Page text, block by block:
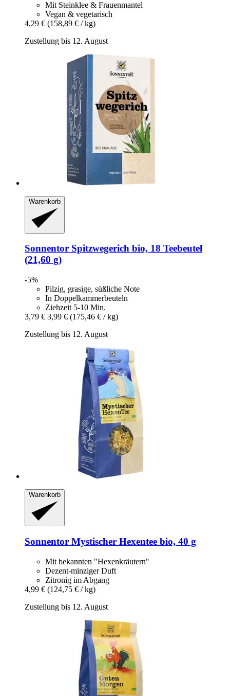
Mit Steinklee & Frauenmantel
Vegan & vegetarisch
4,29 € (158,89 € / kg)
Zustellung bis 12. August
Warenkorb
Sonnentor Spitzwegerich bio, 18 Teebeutel
(21,60 g)
-5%
Pilzig, grasige, süßliche Note
In Doppelkammerbeuteln
Ziehzeit 5-10 Min.
3,79 € 3,99 € (175,46 € / kg)
Zustellung bis 12. August
Warenkorb
Sonnentor Mystischer Hexentee bio, 40 g
Mit bekannten "Hexenkräutern"
Dezent-minziger Duft
Zitronig im Abgang
4,99 € (124,75 € / kg)
Zustellung bis 12. August